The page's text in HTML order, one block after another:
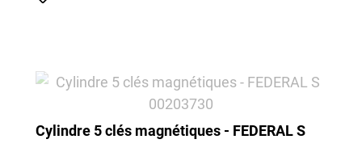
Cylindre 5 clés magnétiques - FEDERAL S